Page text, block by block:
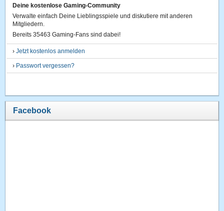
Deine kostenlose Gaming-Community
Verwalte einfach Deine Lieblingsspiele und diskutiere mit anderen
Mitgliedern.
Bereits 35463 Gaming-Fans sind dabei!
›Jetzt kostenlos anmelden
› Passwort vergessen?
Facebook